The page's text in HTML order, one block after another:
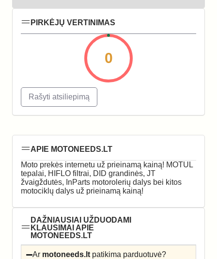
PIRKĖJŲ VERTINIMAS
0
Rašyti atsiliepimą
APIE MOTONEEDS.LT
Moto prekės internetu už prieinamą kainą! MOTUL
tepalai, HIFLO filtrai, DID grandinės, JT
žvaigždutės, InParts motorolerių dalys bei kitos
motociklų dalys už prieinamą kainą!
DAŽNIAUSIAI UŽDUODAMI
KLAUSIMAI APIE
MOTONEEDS.LT
Ar motoneeds.lt patikima parduotuvė?